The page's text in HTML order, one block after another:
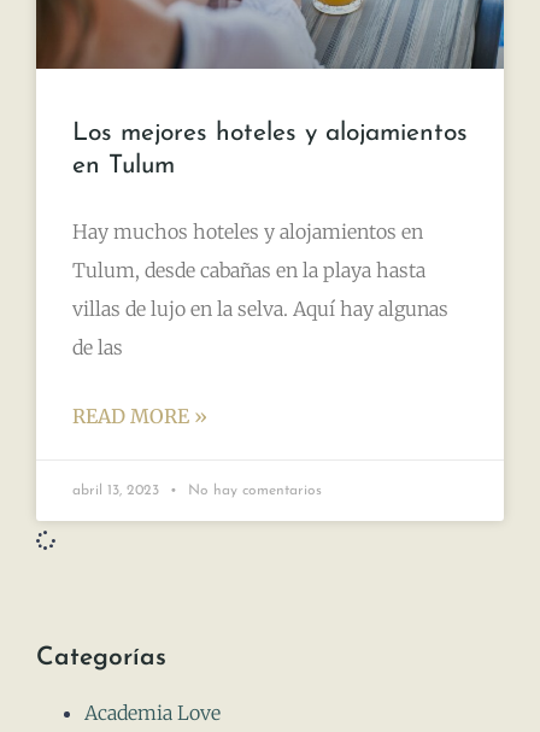
Los mejores hoteles y alojamientos
en Tulum
Hay muchos hoteles y alojamientos en
Tulum, desde cabañas en la playa hasta
villas de lujo en la selva. Aquí hay algunas
de las
READ MORE »
abril 13, 2023 No hay comentarios
Categorías
Academia Love